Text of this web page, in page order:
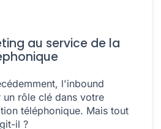
au service de la
l'inbound
rôle clé dans votre
téléphonique. Mais tout
il ?